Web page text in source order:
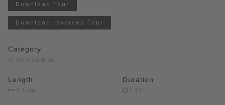
Download Tour
Download reversed Tour
Category
Winterwandelen
Length
6.4 km
Duration
1:51 h